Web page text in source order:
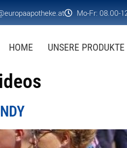
Mo-Fr: 08.00-
HOME UNSERE PRODUKTE